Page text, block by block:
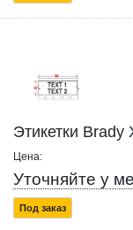
Этикетки
Цена:
Уточняйте у
Под заказ